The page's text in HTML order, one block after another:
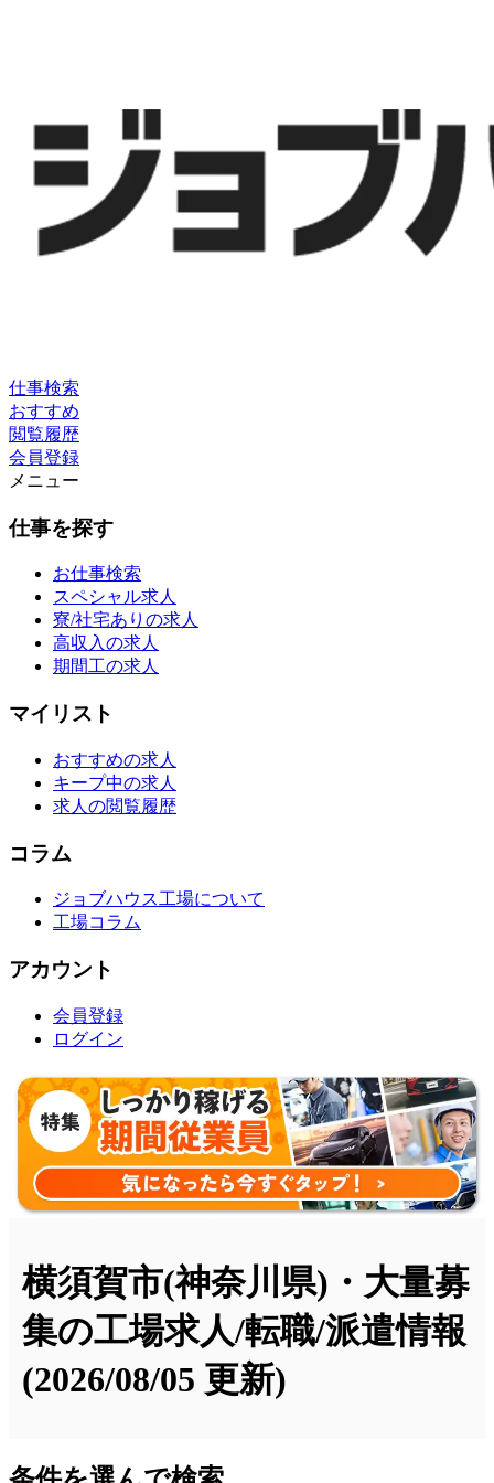
仕事検索
おすすめ
閲覧履歴
会員登録
メニュー
仕事を探す
お仕事検索
スペシャル求人
寮/社宅ありの求人
高収入の求人
期間工の求人
マイリスト
おすすめの求人
キープ中の求人
求人の閲覧履歴
コラム
ジョブハウス工場について
工場コラム
アカウント
会員登録
ログイン
横須賀市(神奈川県)・大量募
集の工場求人/転職/派遣情報
(2026/08/05 更新)